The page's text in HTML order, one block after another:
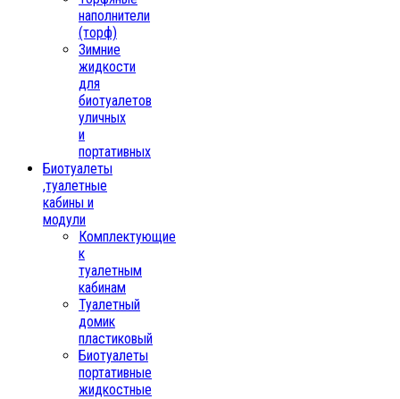
наполнители
(торф)
Зимние
жидкости
для
биотуалетов
уличных
и
портативных
Биотуалеты
,туалетные
кабины и
модули
Комплектующие
к
туалетным
кабинам
Туалетный
домик
пластиковый
Биотуалеты
портативные
жидкостные